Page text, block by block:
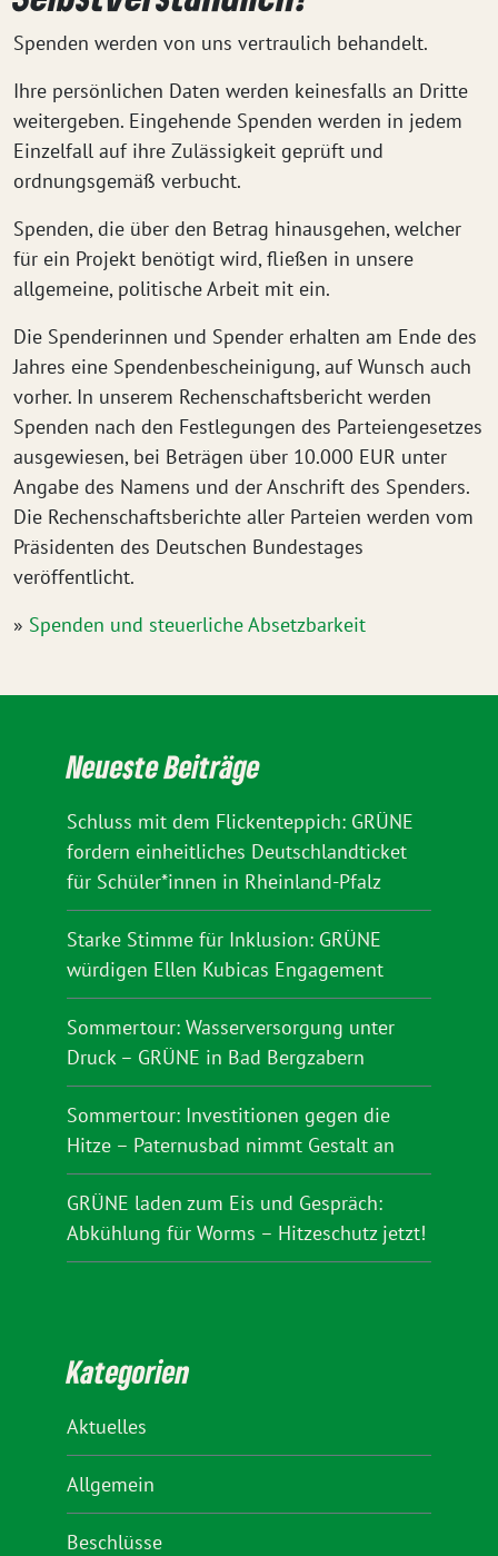
Spenden werden von uns vertraulich behandelt.
Ihre persönlichen Daten werden keinesfalls an Dritte
weitergeben. Eingehende Spenden werden in jedem
Einzelfall auf ihre Zulässigkeit geprüft und
ordnungsgemäß verbucht.
Spenden, die über den Betrag hinausgehen, welcher
für ein Projekt benötigt wird, fließen in unsere
allgemeine, politische Arbeit mit ein.
Die Spenderinnen und Spender erhalten am Ende des
Jahres eine Spendenbescheinigung, auf Wunsch auch
vorher. In unserem Rechenschaftsbericht werden
Spenden nach den Festlegungen des Parteiengesetzes
ausgewiesen, bei Beträgen über 10.000 EUR unter
Angabe des Namens und der Anschrift des Spenders.
Die Rechenschaftsberichte aller Parteien werden vom
Präsidenten des Deutschen Bundestages
veröffentlicht.
» Spenden und steuerliche Absetzbarkeit
Neueste Beiträge
Schluss mit dem Flickenteppich: GRÜNE
fordern einheitliches Deutschlandticket
für Schüler*innen in Rheinland-Pfalz
Starke Stimme für Inklusion: GRÜNE
würdigen Ellen Kubicas Engagement
Sommertour: Wasserversorgung unter
Druck – GRÜNE in Bad Bergzabern
Sommertour: Investitionen gegen die
Hitze – Paternusbad nimmt Gestalt an
GRÜNE laden zum Eis und Gespräch:
Abkühlung für Worms – Hitzeschutz jetzt!
Kategorien
Aktuelles
Allgemein
Beschlüsse